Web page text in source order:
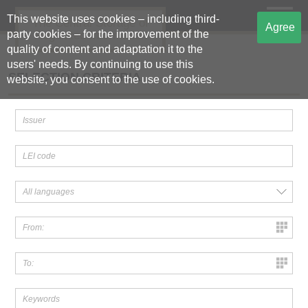
This website uses cookies – including third-
party cookies – for the improvement of the
quality of content and adaptation it to the
users' needs. By continuing to use this
website, you consent to the use of cookies.
Agree
The Central Storage of
Regulated Information
SELECTION CRITERIA